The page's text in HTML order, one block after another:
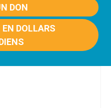
DON
EN DOLLARS